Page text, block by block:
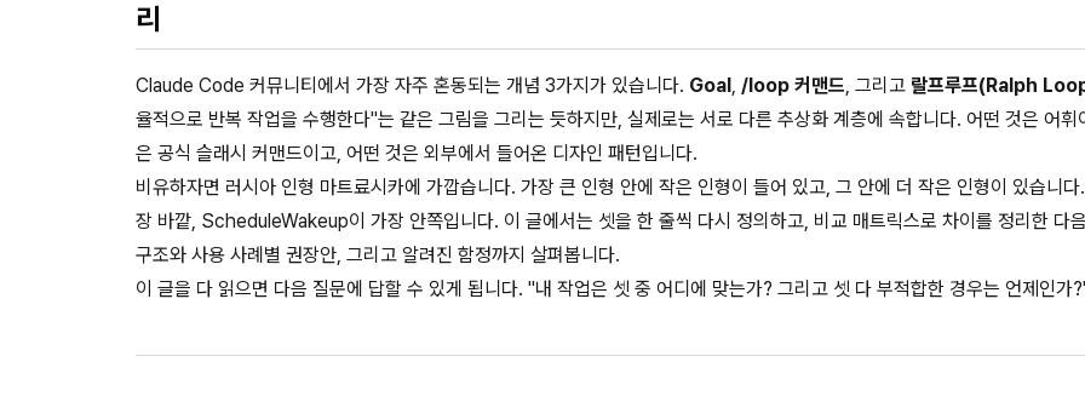
리
Claude Code 커뮤니티에서 가장 자주 혼동되는 개념 3가지가 있습니다. Goal , /loop 커맨드, 그리고 랄프루프(Ralph
율적으로 반복 작업을 수행한다"는 같은 그림을 그리는 듯하지만, 실제로는 서로 다른 추상화 계층에 속합니다. 어떤 것은 어휘
은 공식 슬래시 커맨드이고, 어떤 것은 외부에서 들어온 디자인 패턴입니다.
비유하자면 러시아 인형 마트료시카에 가깝습니다. 가장 큰 인형 안에 작은 인형이 들어 있고, 그 안에 더 작은 인형이 있습니
장 바깥, ScheduleWakeup이 가장 안쪽입니다. 이 글에서는 셋을 한 줄씩 다시 정의하고, 비교 매트릭스로 차이를 정리한 다
구조와 사용 사례별 권장안, 그리고 알려진 함정까지 살펴봅니다.
이 글을 다 읽으면 다음 질문에 답할 수 있게 됩니다. "내 작업은 셋 중 어디에 맞는가? 그리고 셋 다 부적합한 경우는 언제인가